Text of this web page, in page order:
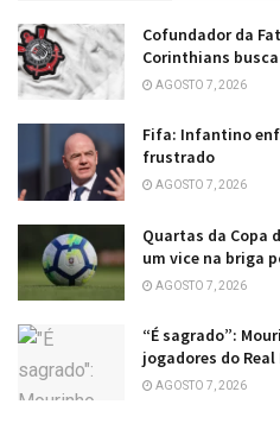
Cofundador da
Corinthians
AGOSTO 7, 2026
Fifa: Infantino
frustrado
AGOSTO 7, 2026
Quartas da Copa
um vice na briga
AGOSTO 7, 2026
“É sagrado”:
jogadores do Real
AGOSTO 7, 2026